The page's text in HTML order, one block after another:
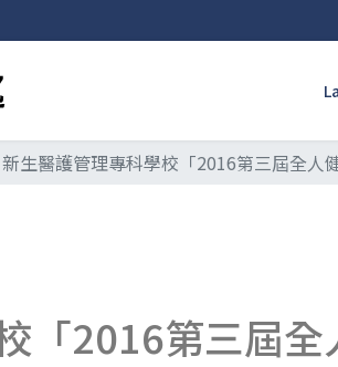
新生醫護管理專科學校「2016第三屆全人
「2016第三屆全